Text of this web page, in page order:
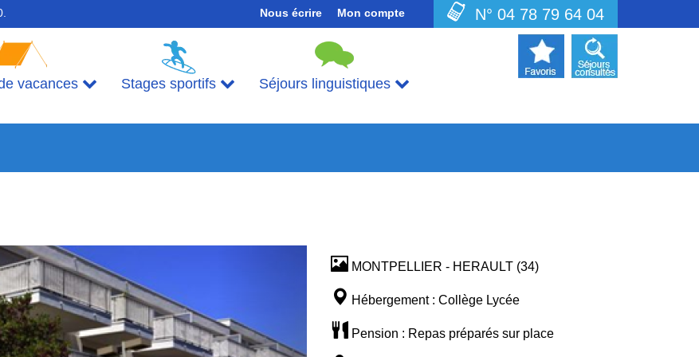
Nous écrire Mon compte N° 04 78 79 64 04
vacances Stages sportifs Séjours linguistiques
MONTPELLIER - HERAULT (34)
Hébergement : Collège Lycée
Pension : Repas préparés sur place